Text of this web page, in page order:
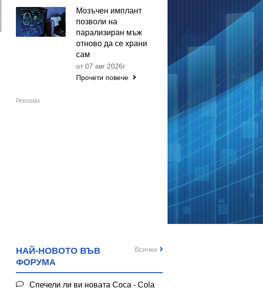
Мозъчен имплант
позволи на
парализиран мъж
отново да се храни
сам
от 07 авг 2026г.
Прочети повече
НАЙ-НОВОТО ВЪВ
ФОРУМА
Спечели ли ви новата Coca - Cola
Всички